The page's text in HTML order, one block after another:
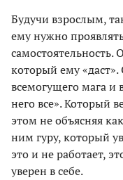
Будучи взрослым,
ему нужно
который ему
всемогущего мага и
него все». Который
этом не объясняя
ним гуру, который
это и не работает,
уверен в себе.